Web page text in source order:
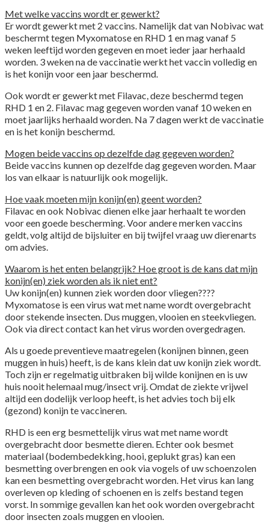
Met welke vaccins wordt er gewerkt?
Er wordt gewerkt met 2 vaccins. Namelijk dat van Nobivac wat
beschermt tegen Myxomatose en RHD 1 en mag vanaf 5
weken leeftijd worden gegeven en moet ieder jaar herhaald
worden. 3 weken na de vaccinatie werkt het vaccin volledig en
is het konijn voor een jaar beschermd.
Ook wordt er gewerkt met Filavac, deze beschermd tegen
RHD 1 en 2. Filavac mag gegeven worden vanaf 10 weken en
moet jaarlijks herhaald worden. Na 7 dagen werkt de vaccinatie
en is het konijn beschermd.
Mogen beide vaccins op dezelfde dag gegeven worden?
Beide vaccins kunnen op dezelfde dag gegeven worden. Maar
los van elkaar is natuurlijk ook mogelijk.
Hoe vaak moeten mijn konijn(en) geent worden?
Filavac en ook Nobivac dienen elke jaar herhaalt te worden
voor een goede bescherming. Voor andere merken vaccins
geldt, volg altijd de bijsluiter en bij twijfel vraag uw dierenarts
om advies.
Waarom is het enten belangrijk? Hoe groot is de kans dat mijn
konijn(en) ziek worden als ik niet ent?
Uw konijn(en) kunnen ziek worden door vliegen????
Myxomatose is een virus wat met name wordt overgebracht
door stekende insecten. Dus muggen, vlooien en steekvliegen.
Ook via direct contact kan het virus worden overgedragen.
Als u goede preventieve maatregelen (konijnen binnen, geen
muggen in huis) heeft, is de kans klein dat uw konijn ziek wordt.
Toch zijn er regelmatig uitbraken bij wilde konijnen en is uw
huis nooit helemaal mug/insect vrij. Omdat de ziekte vrijwel
altijd een dodelijk verloop heeft, is het advies toch bij elk
(gezond) konijn te vaccineren.
RHD is een erg besmettelijk virus wat met name wordt
overgebracht door besmette dieren. Echter ook besmet
materiaal (bodembedekking, hooi, geplukt gras) kan een
besmetting overbrengen en ook via vogels of uw schoenzolen
kan een besmetting overgebracht worden. Het virus kan lang
overleven op kleding of schoenen en is zelfs bestand tegen
vorst. In sommige gevallen kan het ook worden overgebracht
door insecten zoals muggen en vlooien.